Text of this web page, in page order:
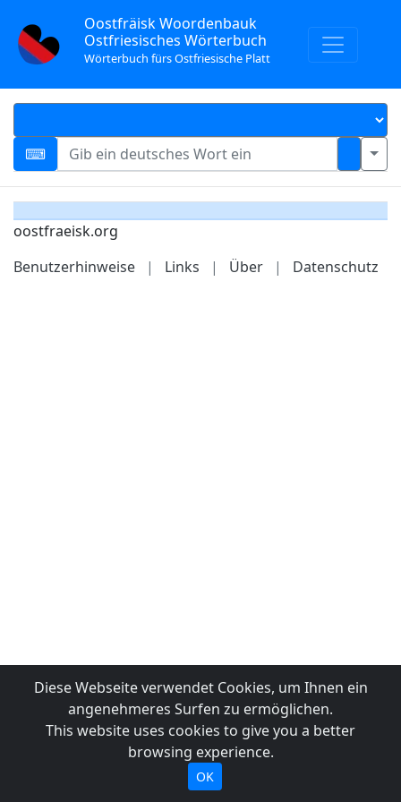
Oostfräisk Woordenbauk
Ostfriesisches Wörterbuch
Wörterbuch fürs Ostfriesische Platt
oostfraeisk.org
Benutzerhinweise
| Links | Über | Datenschutz
Diese Webseite verwendet Cookies, um Ihnen ein
angenehmeres Surfen zu ermöglichen.
This website uses cookies to give you a better
browsing experience.
OK